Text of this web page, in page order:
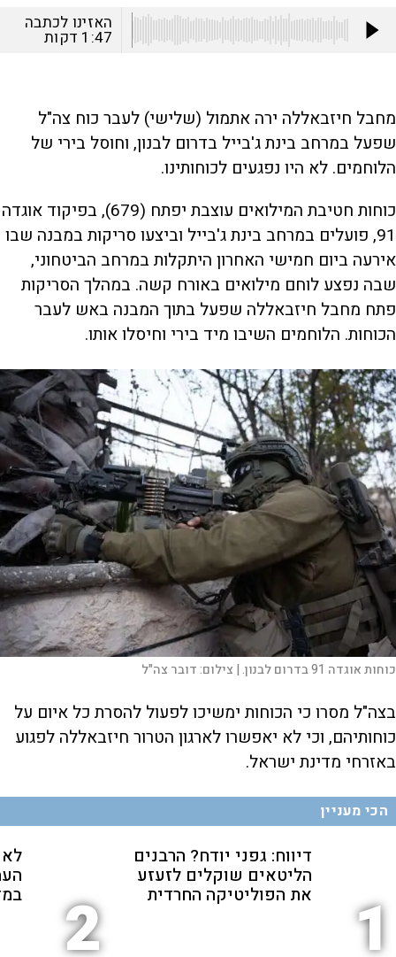
האזינו לכתבה
1:47 דקות
מחבל חיזבאללה ירה אתמול (שלישי) לעבר כוח צה"ל
שפעל במרחב בינת ג'בייל בדרום לבנון, וחוסל בירי של
הלוחמים. לא היו נפגעים לכוחותינו.
כוחות חטיבת המילואים עוצבת יפתח (679), בפיקוד אוגדה
91, פועלים במרחב בינת ג'בייל וביצעו סריקות במבנה שבו
אירעה ביום חמישי האחרון היתקלות במרחב הביטחוני,
שבה נפצע לוחם מילואים באורח קשה. במהלך הסריקות
פתח מחבל חיזבאללה שפעל בתוך המבנה באש לעבר
הכוחות. הלוחמים השיבו מיד בירי וחיסלו אותו.
כוחות אוגדה 91 בדרום לבנון. | צילום:דובר צה"ל
בצה"ל מסרו כי הכוחות ימשיכו לפעול להסרת כל איום על
כוחותיהם, וכי לא יאפשרו לארגון הטרור חיזבאללה לפגוע
באזרחי מדינת ישראל.
הכי מעניין
1
דיווח: גפני יודח? הרבנים
הליטאים שוקלים לזעזע
את הפוליטיקה החרדית 2
לא